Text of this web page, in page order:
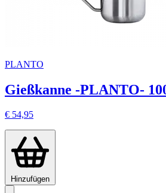
PLANTO
Gießkanne -PLANTO-
€ 54,95
Hinzufügen